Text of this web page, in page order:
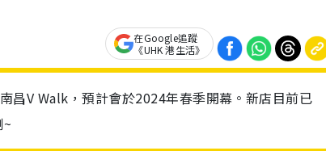
在Google追蹤
《UHK 港生活》
昌V Walk，預計會於2024年春季開幕。新店目前已